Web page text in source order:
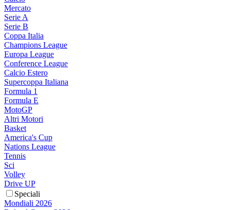
Mercato
Serie A
Serie B
Coppa Italia
Champions League
Europa League
Conference League
Calcio Estero
Supercoppa Italiana
Formula 1
Formula E
MotoGP
Altri Motori
Basket
America's Cup
Nations League
Tennis
Sci
Volley
Drive UP
Speciali
Mondiali 2026